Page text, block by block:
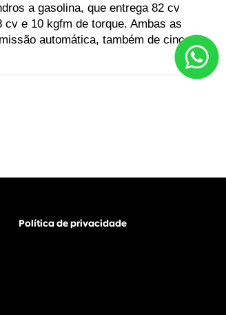
a gasolina, que entrega 82 cv
e 10 kgfm de torque. Ambas as
automática, também de cinco
Política de privacidade